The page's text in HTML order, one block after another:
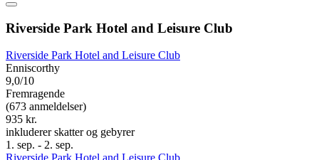
Riverside Park Hotel and Leisure Club
Riverside Park Hotel and Leisure Club
Enniscorthy
9,0/10
Fremragende
(673 anmeldelser)
935 kr.
inkluderer skatter og gebyrer
1. sep. - 2. sep.